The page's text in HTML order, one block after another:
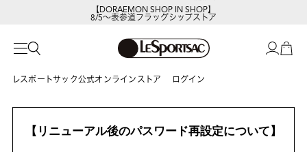
【DORAEMON SHOP IN SHOP】
8/5～表参道フラッグシップストア
レスポートサック公式オンラインストア ログイン
【リニューアル後のパスワード再設定について】